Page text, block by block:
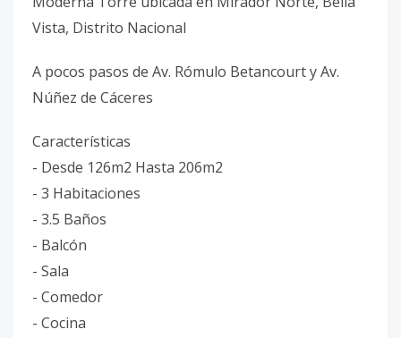
Vista, Distrito Nacional
A pocos pasos de Av. Rómulo Betancourt y Av.
Núñez de Cáceres
Características
- Desde 126m2 Hasta 206m2
- 3 Habitaciones
- 3.5 Baños
- Balcón
- Sala
- Comedor
- Cocina